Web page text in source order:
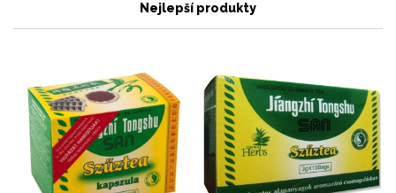
Nejlepší produkty